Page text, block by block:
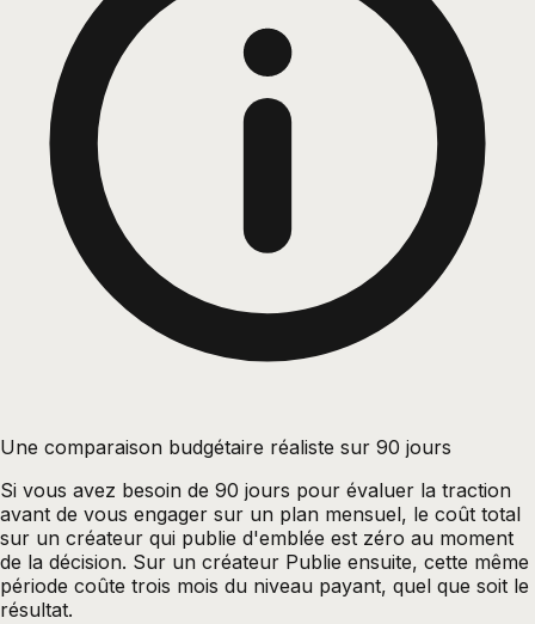
Une comparaison budgétaire réaliste sur 90 jours
Si vous avez besoin de 90 jours pour évaluer la traction
avant de vous engager sur un plan mensuel, le coût total
sur un créateur qui publie d'emblée est zéro au moment
de la décision. Sur un créateur Publie ensuite, cette même
période coûte trois mois du niveau payant, quel que soit le
résultat.